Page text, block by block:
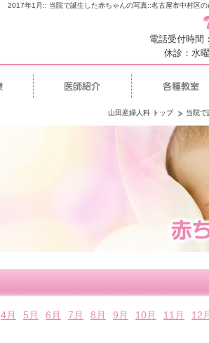
2017年1月 :: 当院で誕生した赤ちゃんの写真::名古屋市中村区
電話受付時間
休診：水
山田産婦人科 トップ 当院で
4月 5月 6月 7月 8月 9月 10月 11月 12